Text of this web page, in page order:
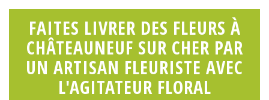
FAITES LIVRER DES FLEURS À
CHÂTEAUNEUF SUR CHER PAR
UN ARTISAN FLEURISTE AVEC
L'AGITATEUR FLORAL